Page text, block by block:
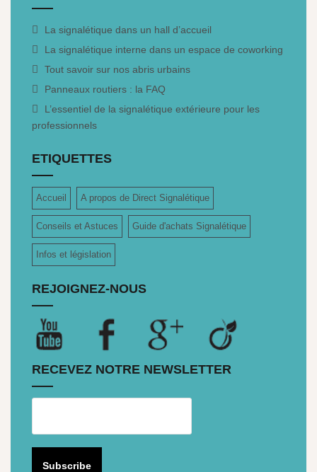
La signalétique dans un hall d’accueil
La signalétique interne dans un espace de coworking
Tout savoir sur nos abris urbains
Panneaux routiers : la FAQ
L’essentiel de la signalétique extérieure pour les
professionnels
ETIQUETTES
Accueil A propos de Direct Signalétique
Conseils et Astuces Guide d'achats Signalétique
Infos et législation
REJOIGNEZ-NOUS
RECEVEZ NOTRE NEWSLETTER